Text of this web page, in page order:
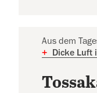
Aus dem
+
Dicke Luft